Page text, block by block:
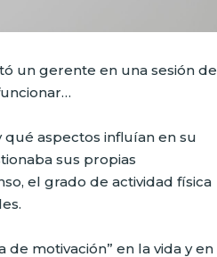
un gerente en una sesión de
aspectos influían en su
sus propias
el grado de actividad física
motivación” en la vida y en